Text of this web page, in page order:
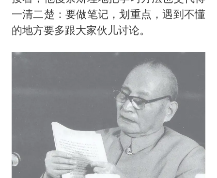
一清二楚：要做笔记，划重点，遇到不懂
的地方要多跟大家伙儿讨论。